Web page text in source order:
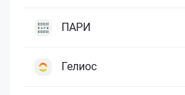
ПАРИ
Гелиос